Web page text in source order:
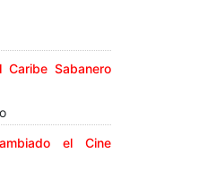
Caribe Sabanero
el Cine